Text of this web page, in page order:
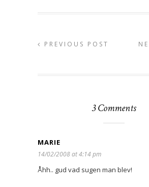
PREVIOUS POST
3 Comments
MARIE
14/02/2008 at 4:14 pm
Åhh.. gud vad sugen man blev!